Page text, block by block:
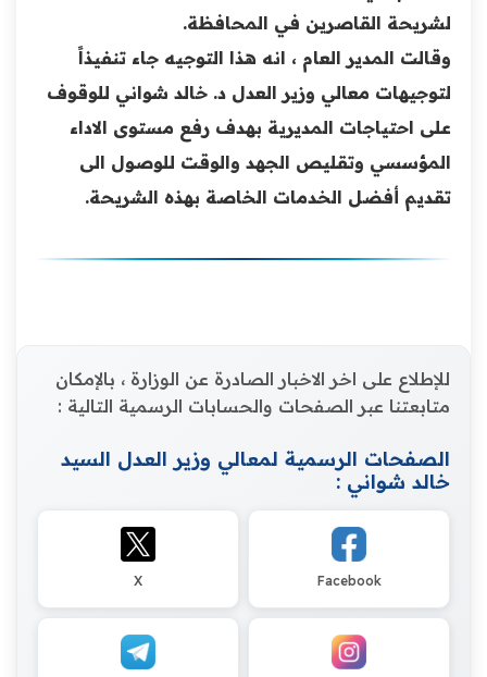
لشريحة القاصرين في المحافظة.
وقالت المدير العام ، انه هذا التوجيه جاء تنفيذاً
لتوجيهات معالي وزير العدل د. خالد شواني للوقوف
على احتياجات المديرية بهدف رفع مستوى الاداء
المؤسسي وتقليص الجهد والوقت للوصول الى
تقديم أفضل الخدمات الخاصة بهذه الشريحة.
للإطلاع على اخر الاخبار الصادرة عن الوزارة ، بالإمكان
متابعتنا عبر الصفحات والحسابات الرسمية التالية :
الصفحات الرسمية لمعالي وزير العدل السيد
خالد شواني :
Facebook
X